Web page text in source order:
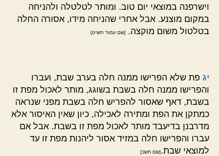
וישרפנה במוצאי יום טוב. ומותר לטלטלה ולהניחה
במקום מוצנע. אבל אחרי שהניחה מידו, אסורה החלה
בטלטול משום מוקצה.
[שם עמוד תשיט]
יג פת שלא הפרישו ממנה חלה בערב שבת, ועברו
והפרישו ממנה חלה בשבת בשוגג, מותר לאכול מפת זו
בשבת, דאף שאסור להפריש חלה בשבת מפני שנראה
כמתקן את הפת ומתירה לאכילה, כיון שאין האיסור אלא
מדרבנן בדיעבד מותר לאכול מפת זו בשבת. אבל אם
עברו והפרישו חלה במזיד אסור ליהנות מפת זו עד
למוצאי שבת.[שם תשכ]